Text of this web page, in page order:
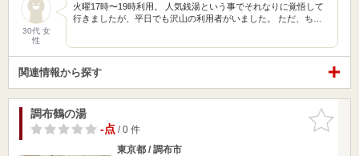
30代 女
性
火曜17時〜19時利用。 人気銭湯という事でそれなりに覚悟して
行きましたが、平日でも沢山の利用者がいました。 ただ、ち…
関連情報から探す
お気に入
りに追加
調布鶴の湯
-点/ 0 件
東京都 / 調布市